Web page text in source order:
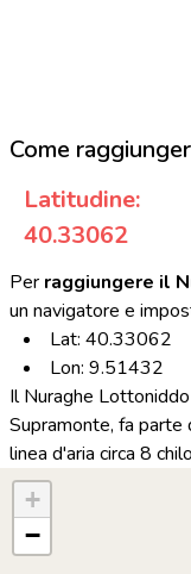
Come
Latitudine:
40.33062
Per raggiungere il
un navigatore e
Lat: 40.33062
Lon: 9.51432
Il Nuraghe
Supramonte, fa parte
linea d'aria circa 8
+
−